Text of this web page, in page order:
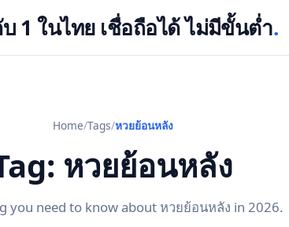
1 ในไทย เชื่อถือได้ ไม่มีขั้นต่ำ.
Home/Tags/หวยย้อนหลัง
หวยย้อนหลัง
you need to know about หวยย้อนหลัง in 2026.